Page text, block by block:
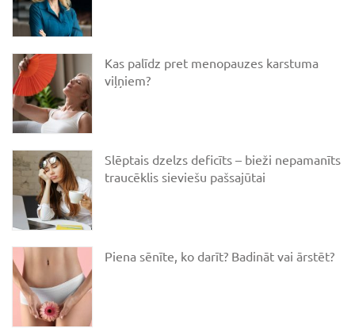
Kas palīdz pret menopauzes karstuma
viļņiem?
Slēptais dzelzs deficīts – bieži nepamanīts
traucēklis sieviešu pašsajūtai
Piena sēnīte, ko darīt? Badināt vai ārstēt?